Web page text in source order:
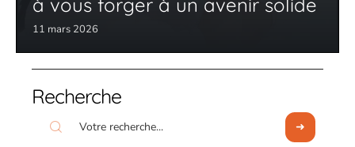
11 mars 2026
Recherche